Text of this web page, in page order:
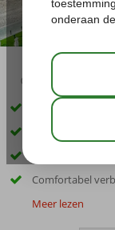
04:20
Only Adult hotel;
Direct gelegen
Comfortabel
Meer lezen